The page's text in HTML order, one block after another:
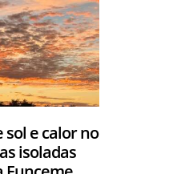
e calor no
isoladas